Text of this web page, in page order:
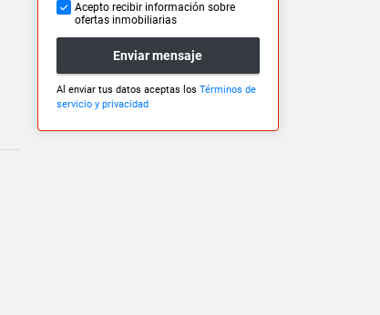
Acepto recibir información sobre
ofertas inmobiliarias
Enviar mensaje
Al enviar tus datos aceptas los Términos de
servicio y privacidad